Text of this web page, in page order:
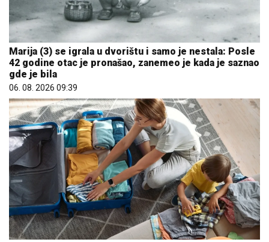
Marija (3) se igrala u dvorištu i samo je nestala: Posle
42 godine otac je pronašao, zanemeo je kada je saznao
gde je bila
06. 08. 2026 09:39